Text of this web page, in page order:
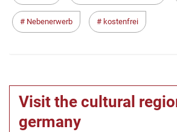
Nebenerwerb kostenfrei
Visit the cultural
germany